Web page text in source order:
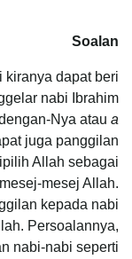
Soalan
kiranya dapat beri
nabi Ibrahim
Nya atau a
juga panggilan
Allah sebagai
mesej Allah.
kepada nabi
Persoalannya,
nabi-nabi seperti